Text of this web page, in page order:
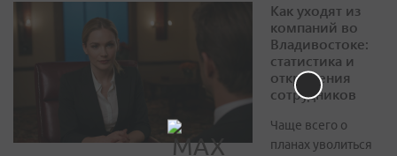
Как уходят из
компаний во
Владивостоке:
статистика и
откровения
сотрудников
Чаще всего о
планах уволиться